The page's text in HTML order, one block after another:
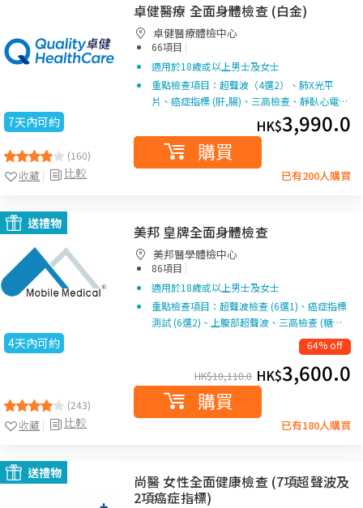
7天內可約
(160)
比較
收藏
卓健醫療 全面身體檢查 (白金)
卓健醫療體檢中心
66項目 |
適用於18歲或以上男士及女士
重點檢查項目：超聲波（4選2）、肺X光平
片、癌症指標 (肝,腸)、三高檢查、靜臥心電…
HK$3,990.0
購買
已有200人購買
送禮物
4天內可約
(243)
比較
收藏
美邦 皇牌全面身體檢查
美邦醫學體檢中心
86項目 |
適用於18歲或以上男士及女士
重點檢查項目：超聲波檢查 (6選1)、癌症指標
測試 (6選2)、上腹部超聲波、三高檢查 (糖…
64% off
HK$10,110.0 HK$3,600.0
購買
已有180人購買
送禮物
尚醫 女性全面健康檢查 (7項超聲波及
2項癌症指標)